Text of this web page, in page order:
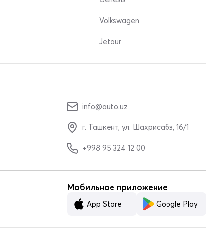
Volkswagen
Jetour
info@auto.uz
г. Ташкент, ул. Шахрисабз, 16/1
+998 95 324 12 00
Мобильное приложение
App Store Google Play